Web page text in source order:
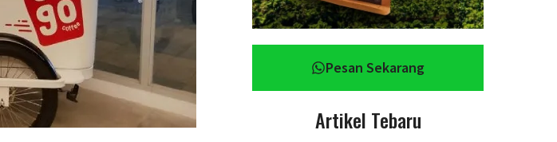
Pesan Sekarang
Artikel Tebaru